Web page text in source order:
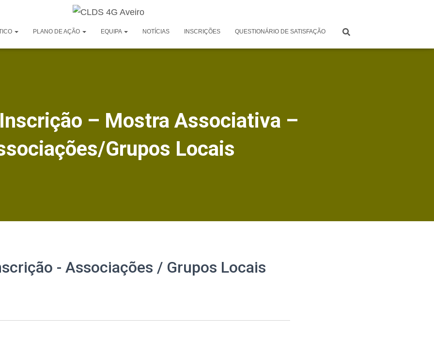
PLANO DE AÇÃO EQUIPA NOTÍCIAS INSCRIÇÕES QUESTIONÁRIO DE SATISFAÇÃO
– Mostra Associativa –
Grupos Locais
- Associações / Grupos Locais